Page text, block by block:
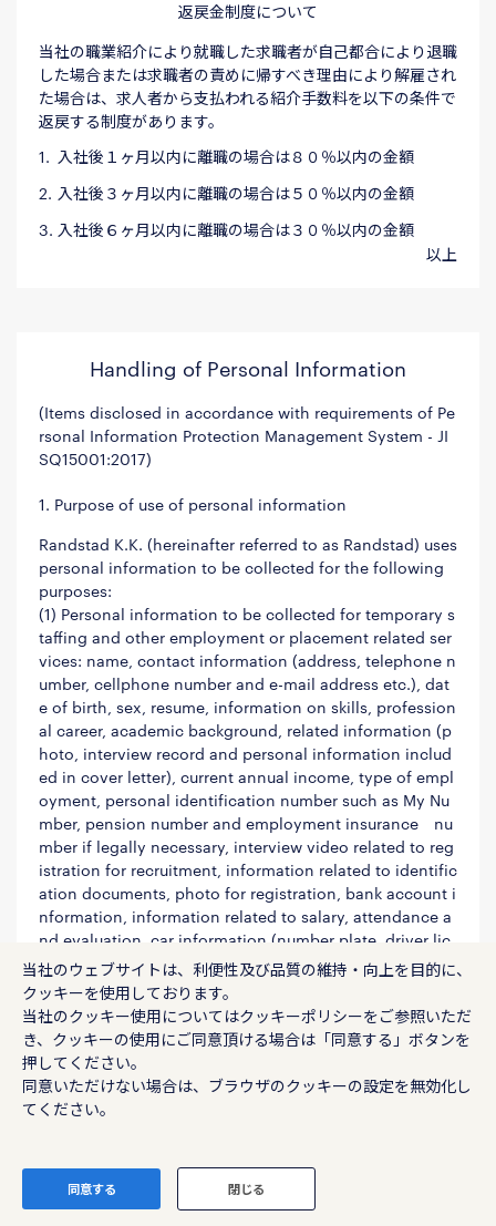
返戻金制度について
当社の職業紹介により就職した求職者が自己都合により退職
した場合または求職者の責めに帰すべき理由により解雇され
た場合は、求人者から支払われる紹介手数料を以下の条件で
返戻する制度があります。
入社後１ヶ月以内に離職の場合は８０％以内の金額
入社後３ヶ月以内に離職の場合は５０％以内の金額
入社後６ヶ月以内に離職の場合は３０％以内の金額
以上
Handling of Personal Information
(Items disclosed in accordance with requirements of Pe
rsonal Information Protection Management System - JI
SQ15001:2017)
1. Purpose of use of personal information
Randstad K.K. (hereinafter referred to as Randstad) uses
personal information to be collected for the following
purposes:
(1) Personal information to be collected for temporary s
taffing and other employment or placement related ser
vices: name, contact information (address, telephone n
umber, cellphone number and e-mail address etc.), dat
e of birth, sex, resume, information on skills, profession
al career, academic background, related information (p
hoto, interview record and personal information includ
ed in cover letter), current annual income, type of empl
oyment, personal identification number such as My Nu
mber, pension number and employment insurance nu
mber if legally necessary, interview video related to reg
istration for recruitment, information related to identific
ation documents, photo for registration, bank account i
nformation, information related to salary, attendance a
nd evaluation, car information (number plate, driver lic
ense and driving record etc.), information on family su
ch as emergency contact number and supporter inform
ation, information on identity verification document, se
curity camera video, information obtained for facilities
security (name, contact information, car number plate
and identification card etc.).
Registration
Application, reservation, etc. for various services
provided by Randstad
当社のウェブサイトは、利便性及び品質の維持・向上を目的に、
クッキーを使用しております。
当社のクッキー使用についてはクッキーポリシーをご参照いただ
き、クッキーの使用にご同意頂ける場合は「同意する」ボタンを
押してください。
同意いただけない場合は、ブラウザのクッキーの設定を無効化し
てください。
同意する 閉じる